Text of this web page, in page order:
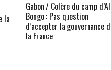
la
Gabon / Colère du camp d’Ali
Bongo : Pas question
d’accepter la gouvernance
la France